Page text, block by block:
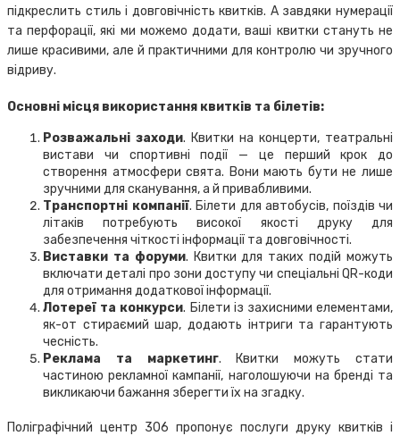
підкреслить стиль і довговічність квитків. А завдяки нумерації
та перфорації, які ми можемо додати, ваші квитки стануть не
лише красивими, але й практичними для контролю чи зручного
відриву.
Основні місця використання квитків та білетів:
Розважальні заходи. Квитки на концерти, театральні
вистави чи спортивні події — це перший крок до
створення атмосфери свята. Вони мають бути не лише
зручними для сканування, а й привабливими.
Транспортні компанії. Білети для автобусів, поїздів чи
літаків потребують високої якості друку для
забезпечення чіткості інформації та довговічності.
Виставки та форуми. Квитки для таких подій можуть
включати деталі про зони доступу чи спеціальні QR-коди
для отримання додаткової інформації.
Лотереї та конкурси. Білети із захисними елементами,
як-от стираємий шар, додають інтриги та гарантують
чесність.
Реклама та маркетинг. Квитки можуть стати
частиною рекламної кампанії, наголошуючи на бренді та
викликаючи бажання зберегти їх на згадку.
Поліграфічний центр 306 пропонує послуги друку квитків і